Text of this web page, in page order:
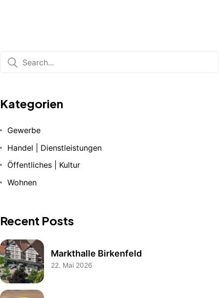
Kategorien
Gewerbe
Handel | Dienstleistungen
Öffentliches | Kultur
Wohnen
Recent Posts
Markthalle Birkenfeld
22. Mai 2026